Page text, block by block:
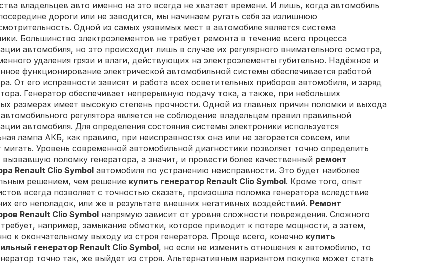
владельцев авто именно на это всегда не хватает времени. И лишь, когда автомобиль
дороги или не заводится, мы начинаем ругать себя за излишнюю
Одной из самых уязвимых мест в автомобиле является система
Большинство электроэлементов не требует ремонта в течение всего процесса
автомобиля, но это происходит лишь в случае их регулярного внимательного осмотра,
удаления грязи и влаги, действующих на электроэлементы губительно. Надёжное и
функционирование электрической автомобильной системы обеспечивается работой
От его исправности зависят и работа всех осветительных приборов автомобиля, и заряд
Генератор обеспечивает непрерывную подачу тока, а также, при небольших
размерах имеет высокую степень прочности. Одной из главных причин поломки и выхода
регулятора является не соблюдение владельцем правил правильной
автомобиля. Для определения состояния системы электроники используется
лампа АКБ, как правило, при неисправностях она или не загорается совсем, или
мигать. Уровень современной автомобильной диагностики позволяет точно определить
вызвавшую поломку генератора, а значит, и провести более качественный ремонт
Renault Clio Symbolавтомобиля по устранению неисправности. Это будет наиболее
решением, чем решение купить генератор Renault Clio Symbol. Кроме того, опыт
всегда позволяет с точностью сказать, произошла поломка генератора вследствие
его неполадок, или же в результате внешних негативных воздействий. Ремонт
Renault Clio Symbolнапрямую зависит от уровня сложности повреждения. Сложного
например, замыкание обмотки, которое приводит к потере мощности, а затем,
к окончательному выходу из строя генератора. Проще всего, конечно купить
генератор Renault Clio Symbol, но если не изменить отношения к автомобилю, то
точно так, же выйдет из строя. Альтернативным вариантом покупке может стать